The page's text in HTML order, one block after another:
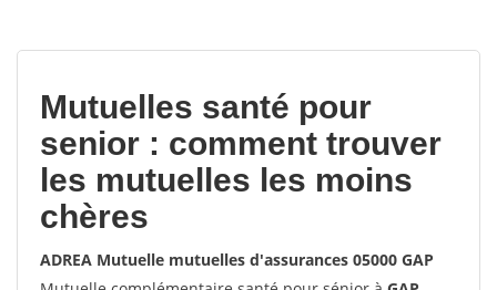
Mutuelles santé pour
senior : comment trouver
les mutuelles les moins
chères
ADREA Mutuelle mutuelles d'assurances 05000 GAP